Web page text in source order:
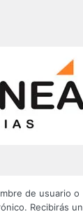
de usuario o
Recibirás un